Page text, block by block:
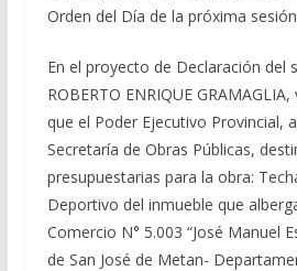
Orden del Día de la próxima
En el proyecto de Declaración del
ROBERTO ENRIQUE
que el Poder Ejecutivo Provincial,
Secretaría de Obras Públicas,
presupuestarias para la obra:
Deportivo del inmueble que
Comercio N° 5.003 “José Manuel
de San José de Metan-